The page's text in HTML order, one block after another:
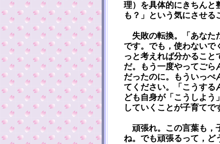
理）を具体的にきちんと
も？」という気にさせる
失敗の転換。「あなた
です。でも，使わないで
っと考えれば分かること
だ。もう一度やってごら
だったのに。もういっぺ
てください。「こうする
ども自身が「こうしよう
していくことが子育てで
頑張れ。この言葉も，
ね。でも頑張るって，